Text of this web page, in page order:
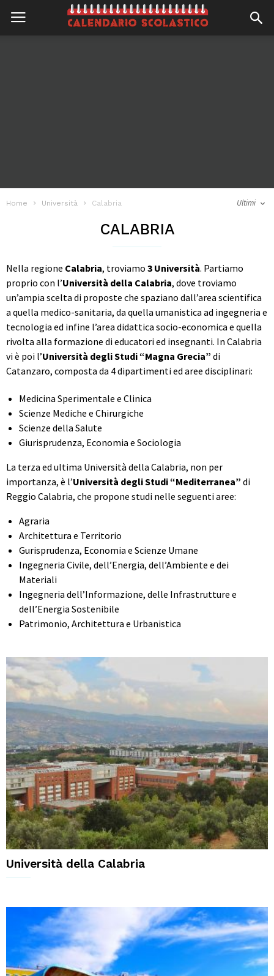
Home Università Calabria Ultimi
CALABRIA
Nella regione Calabria, troviamo 3 Università. Partiamo
proprio con l’Università della Calabria, dove troviamo
un’ampia scelta di proposte che spaziano dall’area scientifica
a quella medico-sanitaria, da quella umanistica ad ingegneria e
tecnologia ed infine l’area didattica socio-economica e quella
rivolta alla formazione di educatori ed insegnanti. In Calabria
vi è poi l’Università degli Studi “Magna Grecia” di
Catanzaro, composta da 4 dipartimenti ed aree disciplinari:
Medicina Sperimentale e Clinica
Scienze Mediche e Chirurgiche
Scienze della Salute
Giurisprudenza, Economia e Sociologia
La terza ed ultima Università della Calabria, non per
importanza, è l’Università degli Studi “Mediterranea” di
Reggio Calabria, che propone studi nelle seguenti aree:
Agraria
Architettura e Territorio
Gurisprudenza, Economia e Scienze Umane
Ingegneria Civile, dell’Energia, dell’Ambiente e dei
Materiali
Ingegneria dell’Informazione, delle Infrastrutture e
dell’Energia Sostenibile
Patrimonio, Architettura e Urbanistica
Università della Calabria